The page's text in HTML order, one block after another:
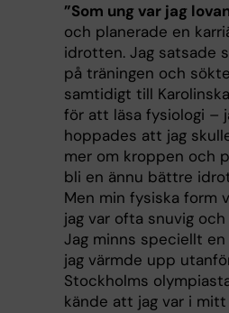
”Som ung var jag
och planerade en
idrotten. Jag satsade
på träningen och
samtidigt till
för att läsa fysiologi –
hoppades att jag
mer om kroppen och
bli en ännu bättre
Men min fysiska form
jag var ofta snuvig och
Jag minns speciellt en
jag värmde upp
Stockholms
kände att jag var i